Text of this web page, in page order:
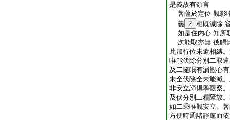
是義故有頌言
菩薩於定位 觀影
義 2 相既滅除
如是住内心 知所
次能取亦無 後觸
此加行位未遣相縛
唯能伏除分別二取
及二隨眠有漏觀心
未全伏除全未能滅
非安立諦倶學觀察
及伏分別二種障故
如二乘唯觀安立。
方便時通諸靜慮而